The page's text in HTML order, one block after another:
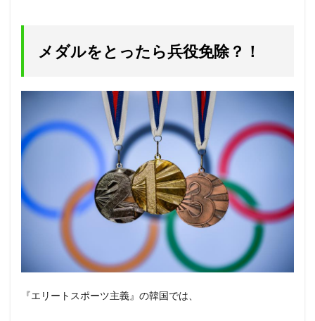
メダルをとったら兵役免除？！
『エリートスポーツ主義』の韓国では、